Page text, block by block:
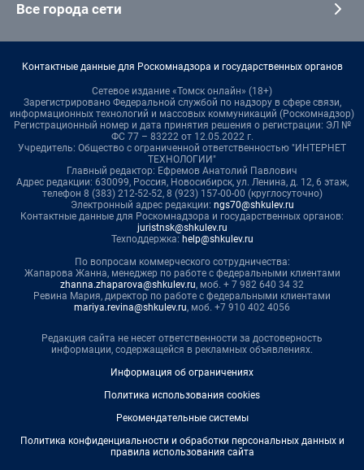
Все города сети
Контактные данные для Роскомнадзора и государственных органов
Сетевое издание «Томск онлайн» (18+)
Зарегистрировано Федеральной службой по надзору в сфере связи,
информационных технологий и массовых коммуникаций (Роскомнадзор)
Регистрационный номер и дата принятия решения о регистрации: ЭЛ №
ФС 77 – 83222 от 12.05.2022 г.
Учредитель: Общество с ограниченной ответственностью "ИНТЕРНЕТ
ТЕХНОЛОГИИ"
Главный редактор: Ефремов Анатолий Павлович
Адрес редакции: 630099, Россия, Новосибирск, ул. Ленина, д. 12, 6 этаж,
телефон 8 (383) 212-52-52, 8 (923) 157-00-00 (круглосуточно)
Электронный адрес редакции: ngs70@shkulev.ru
Контактные данные для Роскомнадзора и государственных органов:
juristnsk@shkulev.ru
Техподдержка: help@shkulev.ru
По вопросам коммерческого сотрудничества:
Жапарова Жанна, менеджер по работе с федеральными клиентами
zhanna.zhaparova@shkulev.ru, моб. + 7 982 640 34 32
Ревина Мария, директор по работе с федеральными клиентами
mariya.revina@shkulev.ru, моб. +7 910 402 4056
Редакция сайта не несет ответственности за достоверность
информации, содержащейся в рекламных объявлениях.
Информация об ограничениях
Политика использования cookies
Рекомендательные системы
Политика конфиденциальности и обработки персональных данных и
правила использования сайта